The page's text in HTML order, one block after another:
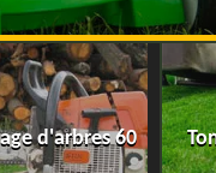
d'arbres 60